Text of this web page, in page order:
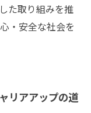
た取り組みを推
・安全な社会を
リアアップの道